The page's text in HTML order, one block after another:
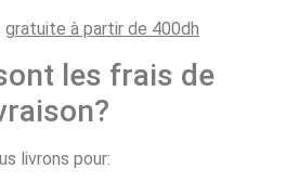
gratuite à partir de 400dh
les frais de
livrons pour: